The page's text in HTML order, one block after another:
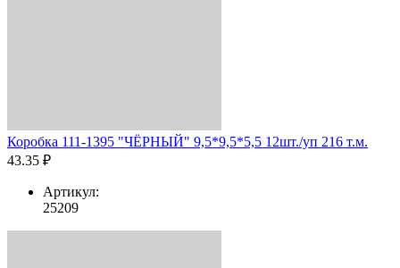
Коробка 111-1395 "ЧЁРНЫЙ" 9,5*9,5*5,5 12шт./уп 216 т.м.
43.35 ₽
Артикул:
25209